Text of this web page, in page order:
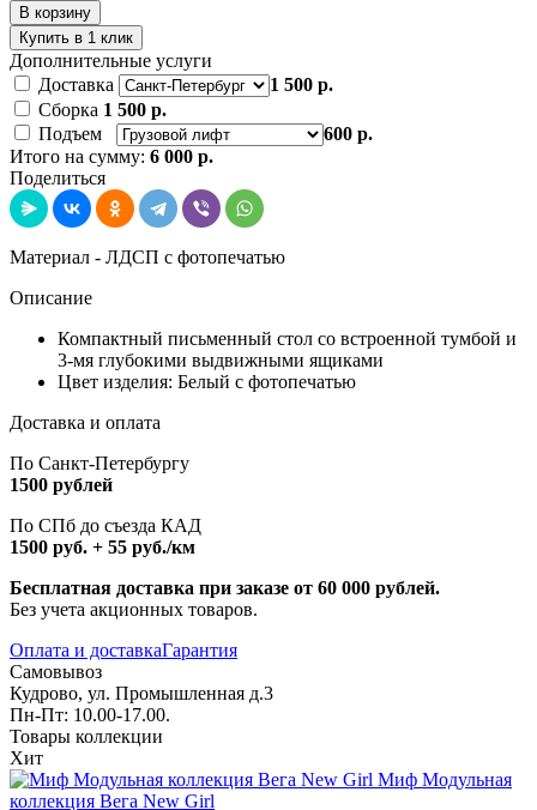
В корзину
Купить в 1 клик
Дополнительные услуги
Доставка
1 500 р.
Сборка 1 500 р.
Подъем
600 р.
Итого на сумму: 6 000 р.
Поделиться
Материал - ЛДСП с фотопечатью
Описание
Компактный письменный стол со встроенной тумбой и
3-мя глубокими выдвижными ящиками
Цвет изделия: Белый с фотопечатью
Доставка и оплата
По Санкт-Петербургу
1500 рублей
По СПб до съезда КАД
1500 руб. + 55 руб./км
Бесплатная доставка при заказе от 60 000 рублей.
Без учета акционных товаров.
Оплата и доставкаГарантия
Самовывоз
Кудрово, ул. Промышленная д.3
Пн-Пт: 10.00-17.00.
Товары коллекции
Хит
Миф Модульная
коллекция Вега New Girl